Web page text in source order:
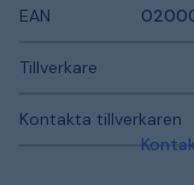
EAN
Tillverkare
Kontakta tillverkaren